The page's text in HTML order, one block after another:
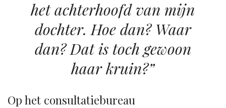
het achterhoofd van mijn
dochter. Hoe dan? Waar
dan? Dat is toch gewoon
haar kruin?”
Op het consultatiebureau